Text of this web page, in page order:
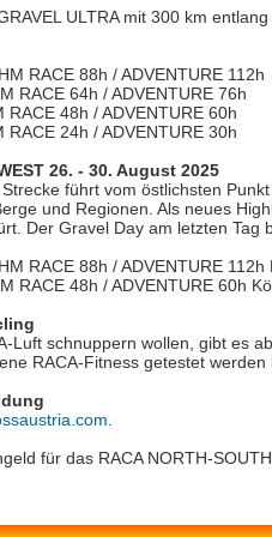
ULTRA mit 300 km
RACE 88h / ADVENTURE 112h
RACE 64h / ADVENTURE 76h
RACE 48h / ADVENTURE 60h
RACE 24h / ADVENTURE 30h
26. - 30. August 2025
führt vom östlichsten
und Regionen. Als neues
Der Gravel Day am letzten Tag
RACE 88h / ADVENTURE
RACE 48h / ADVENTURE 60h
Luft schnuppern wollen, gibt es
RACA-Fitness getestet werden
für das RACA NORTH-